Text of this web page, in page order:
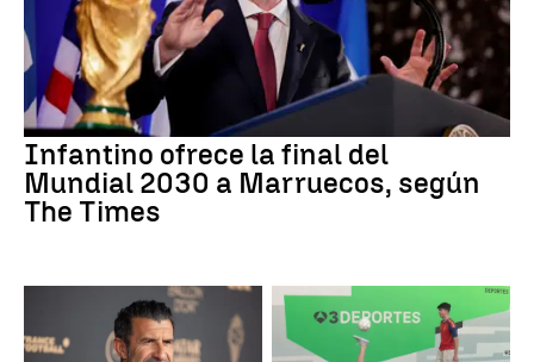
Infantino ofrece la final del
Mundial 2030 a Marruecos, según
The Times